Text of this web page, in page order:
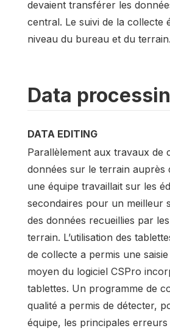
devaient transférer les
central. Le suivi de la collecte
niveau du bureau et du terrain.
Data
DATA EDITING
Parallèlement aux travaux de
données sur le terrain auprès
une équipe travaillait sur les
secondaires pour un meilleur
des données recueillies par
terrain. L’utilisation des
de collecte a permis une
moyen du logiciel CSPro
tablettes. Un programme de
qualité a permis de détecter,
équipe, les principales erreurs